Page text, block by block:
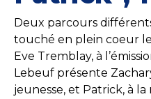
Deux parcours
touché en plein coeur
Eve Tremblay, à
Lebeuf présente
jeunesse, et Patrick, à